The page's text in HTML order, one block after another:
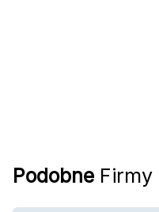
Podobne Firmy